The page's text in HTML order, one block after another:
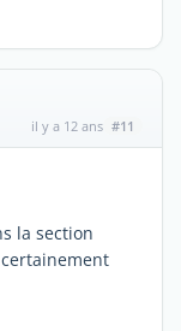
il y a 12 ans #11
la section